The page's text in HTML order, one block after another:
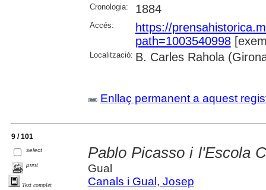
Cronologia: 1884
Accés:
https://
path=1003540998
Localització: B. Carles Rahola
Enllaç permanent a aquest
9 / 101
select
print
Text complet
Pablo Picasso i l'Escola
Gual
Canals i Gual, Josep